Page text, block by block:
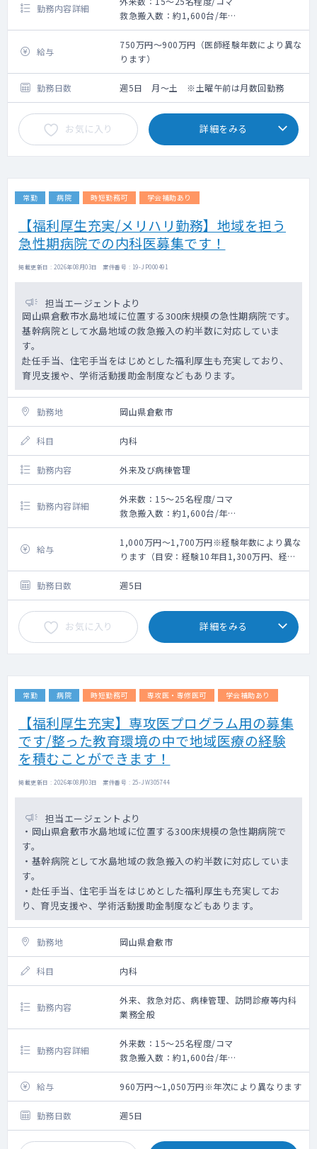
勤務内容詳細
救急搬入数：約1,600台/年
<業務>※プログラムに沿って決定
■外来 ：外来数15～25名程度/コマ
担当コマ数：１～２コマ程度/週
■救急担当：1～2コマ/週
■病棟 ：15～20名程度（主治医となりま
すが、指導医のサポートあり）
※その他救急対応・訪問診療等相談により担
当いただきます。
■設備 ：電子カルテ(ソフトウェア)、
装置、X線透視撮影装置
制 手当3.5万円+時間外手当5時間分/回
給与
750万円～900万円（医師経験年数により異な
ります）
勤務日数 週5日 月～土 ※土曜午前は月数回勤務
お気に入り 詳細をみる
常勤 病院 時短勤務可 学会補助あり
【福利厚生充実/メリハリ勤務】地域を担う
急性期病院での内科医募集です！
掲載更新日 : 2026年08月03日 案件番号 : 19-JP000491
担当エージェントより
岡山県倉敷市水島地域に位置する300床規模の急性期病院です。
基幹病院として水島地域の救急搬入の約半数に対応していま
す。
赴任手当、住宅手当をはじめとした福利厚生も充実しており、
育児支援や、学術活動援助金制度などもあります。
勤務地 岡山県倉敷市
科目 内科
勤務内容 外来及び病棟管理
勤務内容詳細
外来数：15～25名程度/コマ
救急搬入数：約1,600台/年
<業務>
■外来 ：
担当外来数：週1～2コマ程度
患者数 ：15～25名程度/コマ
■病棟 ：受け持ち患者数 15～20名(主
治医制・チーム制選択可)
※他救急対応・訪問診療等内科業務を相談の
上決定いたします。
■設備 ：電子カルテ(ソフトウェア)、
装置、X線透視撮影装置
手当3.5万円/回+翌日半日代休もしくは3時間
分の超過手当支給
■オンコール：あり
給与
1,000万円～1,700万円※経験年数により異な
ります（目安：経験10年目1,300万円、経験
15年目1,600万円）
勤務日数
週5日
お気に入り 詳細をみる
常勤 病院 時短勤務可 専攻医・専修医可 学会補助あり
【福利厚生充実】専攻医プログラム用の募集
です/整った教育環境の中で地域医療の経験
を積むことができます！
掲載更新日 : 2026年08月03日 案件番号 : 25-JW305744
担当エージェントより
・岡山県倉敷市水島地域に位置する300床規模の急性期病院で
す。
・基幹病院として水島地域の救急搬入の約半数に対応していま
す。
・赴任手当、住宅手当をはじめとした福利厚生も充実してお
り、育児支援や、学術活動援助金制度などもあります。
勤務地 岡山県倉敷市
科目 内科
勤務内容
外来、救急対応、病棟管理、訪問診療等内科
業務全般
勤務内容詳細
外来数：15～25名程度/コマ
救急搬入数：約1,600台/年
<業務>※プログラムに沿って決定
■外来 ：外来数15～25名程度/コマ 担
当コマ数：1～2コマ程度/週
■病棟 ：15～20名程度
※その他救急対応・訪問診療等相談により担
当いただきます。
給与 960万円～1,050万円※年次により異なります
勤務日数 週5日